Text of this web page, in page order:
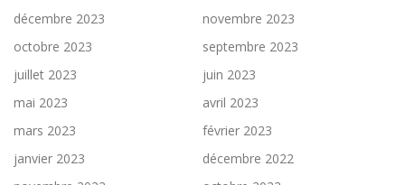
décembre 2023
novembre 2023
octobre 2023
septembre 2023
juillet 2023
juin 2023
mai 2023
avril 2023
mars 2023
février 2023
janvier 2023
décembre 2022